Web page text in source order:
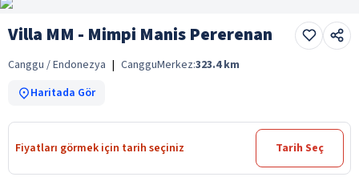
Villa MM - Mimpi Manis Pererenan
Canggu / Endonezya | CangguMerkez:323.4 km
Haritada Gör
Fiyatları görmek için tarih seçiniz Tarih Seç